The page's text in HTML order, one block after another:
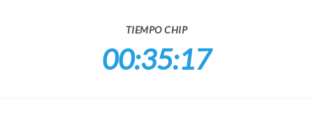
TIEMPO CHIP
00:35:17